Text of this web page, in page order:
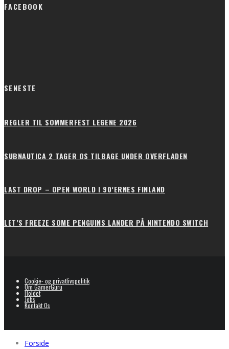
FACEBOOK
SENESTE
REGLER TIL SOMMERFEST LEGENE 2026
SUBNAUTICA 2 TAGER OS TILBAGE UNDER OVERFLADEN
LAST DROP – OPEN WORLD I 90’ERNES FINLAND
LET’S FREEZE SOME PENGUINS LANDER PÅ NINTENDO SWITCH
Cookie- og privatlivspolitik
Om GamerGuru
Holdet
Jobs
Kontakt Os
Forside